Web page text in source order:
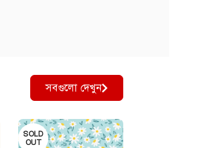
সবগুলো দেখুন
SOLD
OUT